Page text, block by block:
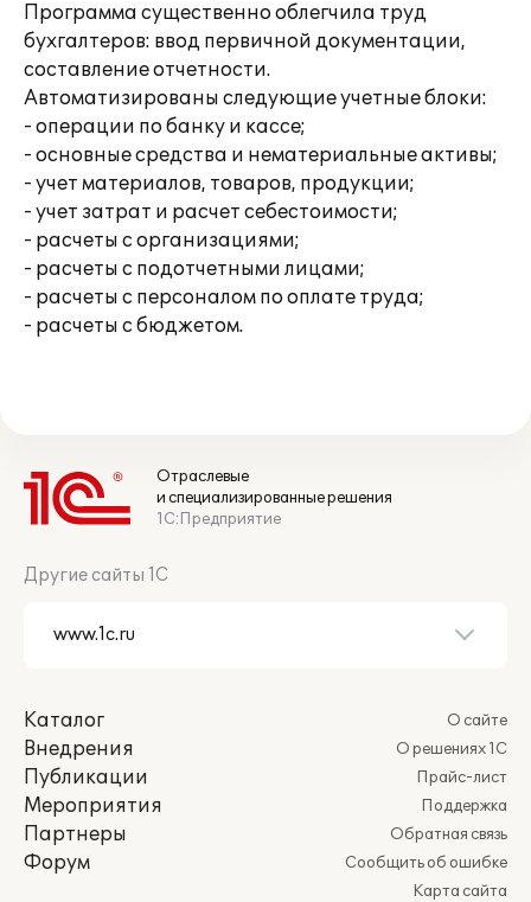
Программа существенно облегчила труд
бухгалтеров: ввод первичной документации,
составление отчетности.
Автоматизированы следующие учетные блоки:
- операции по банку и кассе;
- основные средства и нематериальные активы;
- учет материалов, товаров, продукции;
- учет затрат и расчет себестоимости;
- расчеты с организациями;
- расчеты с подотчетными лицами;
- расчеты с персоналом по оплате труда;
- расчеты с бюджетом.
Отраслевые
и специализированные решения
1С:Предприятие
Другие сайты 1С
Каталог
Внедрения
Публикации
Мероприятия
Партнеры
Форум
О сайте
О решениях 1С
Прайс-лист
Поддержка
Обратная связь
Сообщить об ошибке
Карта сайта